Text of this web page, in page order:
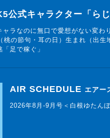
公式キャラクター「らじ
ャラなのに無口で愛想がない変わ
桃の節句・耳の日）生まれ（出生
「足で稼ぐ」
AIR SCHEDULE エアー
2026年8月-9月号＜白根ゆたん